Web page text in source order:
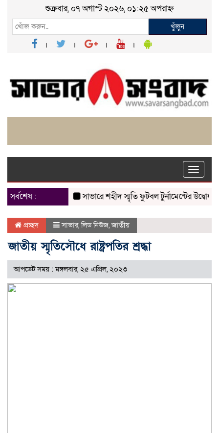
শুক্রবার, ০৭ অগাস্ট ২০২৬, ০১:২৫ অপরাহ্ন
খুঁজুন
Toggle
সর্বশেষ :
সাভারে শহীদ স্মৃতি ফুটবল টুর্নামেন্টের উদ্বোধন
প্রচ্ছদ সাভার,লিড নিউজ,জাতীয়
জাতীয় স্মৃতিসৌধে রাষ্ট্রপতির শ্রদ্ধা
আপডেট সময় : মঙ্গলবার, ২৫ এপ্রিল, ২০২৩